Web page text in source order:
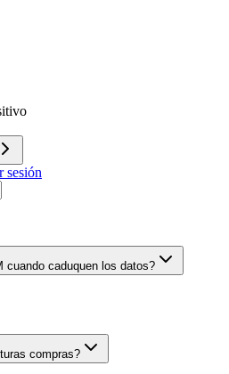
sesión
cuando caduquen los datos?
compras?